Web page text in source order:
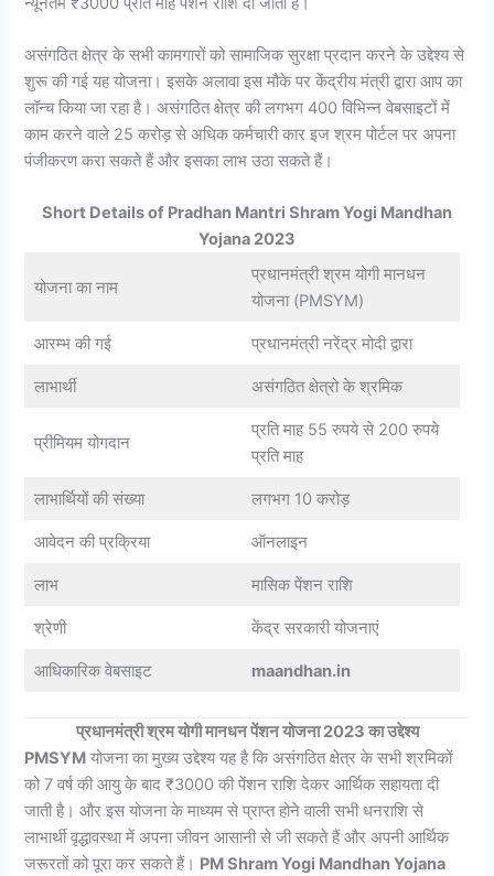
असंगठित क्षेत्र के सभी कामगारों को सामाजिक सुरक्षा प्रदान करने के उद्देश्य से
शुरू की गई यह योजना। इसके अलावा इस मौके पर केंद्रीय मंत्री द्वारा आप का
लॉन्च किया जा रहा है। असंगठित क्षेत्र की लगभग 400 विभिन्न वेबसाइटों में
काम करने वाले 25 करोड़ से अधिक कर्मचारी कार इज श्रम पोर्टल पर अपना
पंजीकरण करा सकते हैं और इसका लाभ उठा सकते हैं।
Short Details of Pradhan Mantri Shram Yogi Mandhan
Yojana 2023
योजना का नाम
प्रधानमंत्री श्रम योगी मानधन
योजना (PMSYM)
आरम्भ की गई प्रधानमंत्री नरेंद्र मोदी द्वारा
लाभार्थी असंगठित क्षेत्रो के श्रमिक
प्रीमियम योगदान
प्रति माह 55 रुपये से 200 रुपये
प्रति माह
लाभार्थियों की संख्या लगभग 10 करोड़
आवेदन की प्रक्रिया ऑनलाइन
लाभ मासिक पेंशन राशि
श्रेणी केंद्र सरकारी योजनाएं
आधिकारिक वेबसाइट maandhan.in
प्रधानमंत्री श्रम योगी मानधन पेंशन योजना 2023 का उद्देश्य
PMSYM योजना का मुख्य उद्देश्य यह है कि असंगठित क्षेत्र के सभी श्रमिकों
को 7 वर्ष की आयु के बाद ₹3000 की पेंशन राशि देकर आर्थिक सहायता दी
जाती है। और इस योजना के माध्यम से प्राप्त होने वाली सभी धनराशि से
लाभार्थी वृद्धावस्था में अपना जीवन आसानी से जी सकते हैं और अपनी आर्थिक
जरूरतों को पूरा कर सकते हैं। PM Shram Yogi Mandhan Yojana